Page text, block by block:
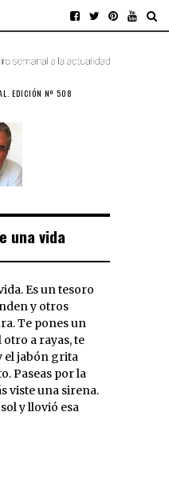
EDICIÓN Nº 508
una vida
y otros
Te pones un
a rayas, te
el jabón grita
Paseas por la
viste una sirena.
y llovió esa